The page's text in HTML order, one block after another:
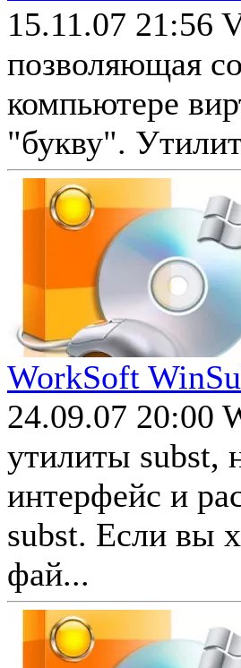
15.11.07 21:56
позволяющая
компьютере
"букву".
WorkSoft
24.09.07 20:00
утилиты subst,
интерфейс и
subst. Если вы
фай...